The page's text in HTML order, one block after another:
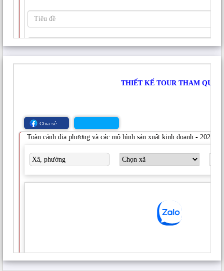
THỐNG KÊ TƯ LIỆU TRONG THƯ VIỆN ĐIỆN TỬ
NÔNG THÔN MỚI